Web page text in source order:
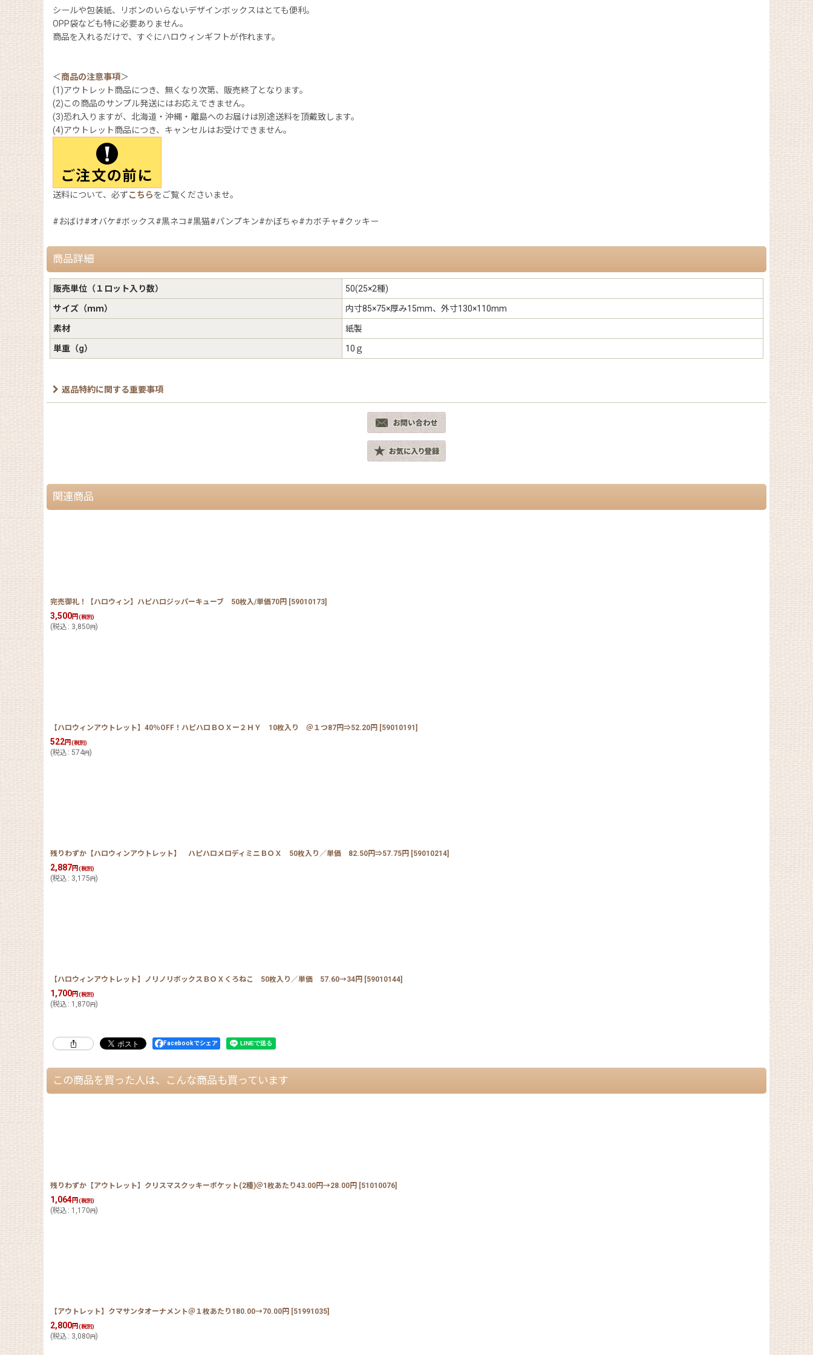
シールや包装紙、リボンのいらないデザインボックスはとても便利。
OPP袋なども特に必要ありません。
商品を入れるだけで、すぐにハロウィンギフトが作れます。
＜商品の注意事項＞
(1)アウトレット商品につき、無くなり次第、販売終了となります。
(2)この商品のサンプル発送にはお応えできません。
(3)恐れ入りますが、北海道・沖縄・離島へのお届けは別途送料を頂戴致します。
(4)アウトレット商品につき、キャンセルはお受けできません。
送料について、必ずこちらをご覧くださいませ。
#おばけ#オバケ#ボックス#黒ネコ#黒猫#パンプキン#かぼちゃ#カボチャ#クッキー
商品詳細
販売単位（１ロット入り数） 50(25×2種)
サイズ（ｍｍ） 内寸85×75×厚み15mm、外寸130×110mm
素材 紙製
単重（g） 10ｇ
返品特約に関する重要事項
関連商品
完売御礼！【ハロウィン】ハピハロジッパーキューブ 50枚入/単価70円 [59010173]
3,500円(税別)
(税込 : 3,850円)
【ハロウィンアウトレット】40％OFF！ハピハロＢＯＸー２ＨＹ 10枚入り ＠１つ87円⇒52.20円 [59010191 ]
522円(税別)
(税込 : 574円)
残りわずか【ハロウィンアウトレット】 ハピハロメロディミニＢＯＸ 50枚入り／単価 82.50円⇒57.75円 [59010214]
2,887円(税別)
(税込 : 3,175円)
【ハロウィンアウトレット】ノリノリボックスＢＯＸくろねこ 50枚入り／単価 57.60→34円 [59010144]
1,700円(税別)
(税込 : 1,870円)
Facebookでシェア
この商品を買った人は、こんな商品も買っています
残りわずか【アウトレット】クリスマスクッキーポケット(2種)＠1枚あたり43.00円→28.00円 [51010076]
1,064 円(税別)
(税込 : 1,170円)
【アウトレット】クマサンタオーナメント＠１枚あたり180.00→70.00円 [51991035]
2,800円(税別)
(税込 : 3,080円)